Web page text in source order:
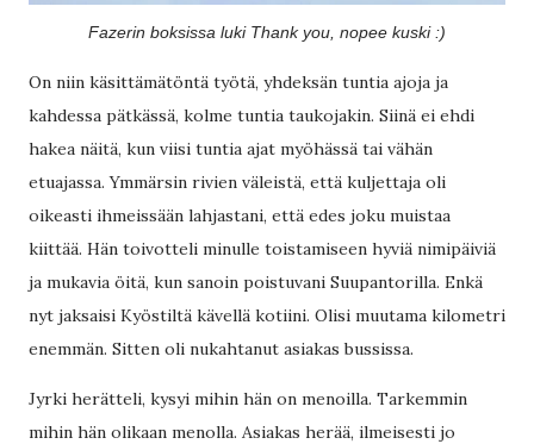
Fazerin boksissa luki Thank you, nopee kuski :)
On niin käsittämätöntä työtä, yhdeksän tuntia ajoja ja
kahdessa pätkässä, kolme tuntia taukojakin. Siinä ei ehdi
hakea näitä, kun viisi tuntia ajat myöhässä tai vähän
etuajassa. Ymmärsin rivien väleistä, että kuljettaja oli
oikeasti ihmeissään lahjastani, että edes joku muistaa
kiittää. Hän toivotteli minulle toistamiseen hyviä nimipäiviä
ja mukavia öitä, kun sanoin poistuvani Suupantorilla. Enkä
nyt jaksaisi Kyöstiltä kävellä kotiini. Olisi muutama kilometri
enemmän. Sitten oli nukahtanut asiakas bussissa.
Jyrki herätteli, kysyi mihin hän on menoilla. Tarkemmin
mihin hän olikaan menolla. Asiakas herää, ilmeisesti jo